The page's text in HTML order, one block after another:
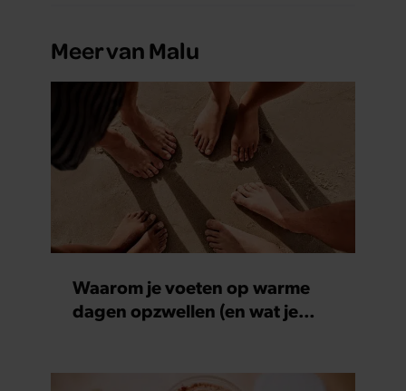
Meer van Malu
Waarom je voeten op warme
dagen opzwellen (en wat je